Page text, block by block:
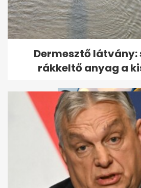
Megszökött a
brutálisan
Dermesztő látvány:
rákkeltő anyag a